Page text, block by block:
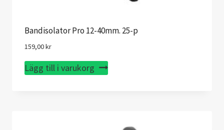
Bandisolator Pro 12-40mm. 25-p
159,00kr
Lägg till i varukorg